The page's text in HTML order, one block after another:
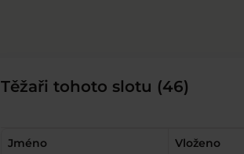
Těžaři tohoto slotu (46)
Jméno Vloženo